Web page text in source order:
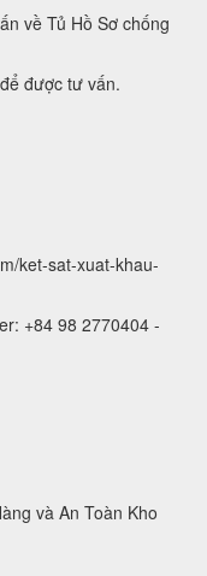
về Tủ Hồ Sơ chống
được tư vấn.
ket-sat-xuat-khau-
+84 98 2770404 -
và An Toàn Kho